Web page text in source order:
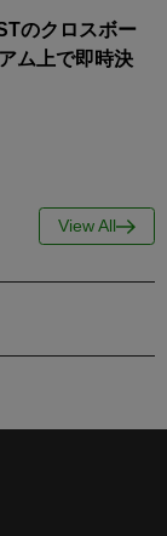
のクロスボー
ム上で即時決
View All